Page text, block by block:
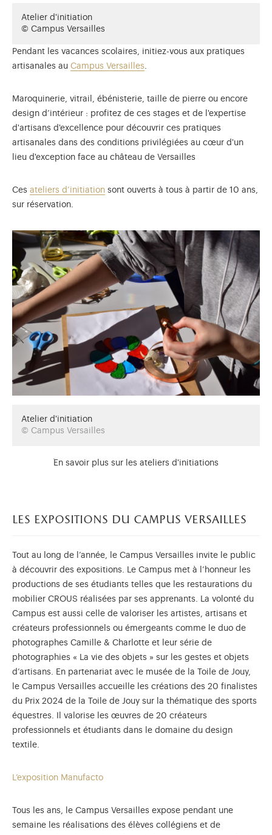
Atelier d'initiation
© Campus Versailles
Pendant les vacances scolaires, initiez-vous aux pratiques
artisanales au Campus Versailles.
Maroquinerie, vitrail, ébénisterie, taille de pierre ou encore
design d’intérieur : profitez de ces stages et de l'expertise
d'artisans d'excellence pour découvrir ces pratiques
artisanales dans des conditions privilégiées au cœur d'un
lieu d'exception face au château de Versailles
Ces ateliers d’initiation sont ouverts à tous à partir de 10 ans,
sur réservation.
Atelier d'initiation
© Campus Versailles
En savoir plus sur les ateliers d'initiations
les expositions du campus versailles
Tout au long de l’année, le Campus Versailles invite le public
à découvrir des expositions. Le Campus met à l’honneur les
productions de ses étudiants telles que les restaurations du
mobilier CROUS réalisées par ses apprenants. La volonté du
Campus est aussi celle de valoriser les artistes, artisans et
créateurs professionnels ou émergeants comme le duo de
photographes Camille & Charlotte et leur série de
photographies « La vie des objets » sur les gestes et objets
d’artisans. En partenariat avec le musée de la Toile de Jouy,
le Campus Versailles accueille les créations des 20 finalistes
du Prix 2024 de la Toile de Jouy sur la thématique des sports
équestres. Il valorise les œuvres de 20 créateurs
professionnels et étudiants dans le domaine du design
textile.
L’exposition Manufacto
Tous les ans, le Campus Versailles expose pendant une
semaine les réalisations des élèves collégiens et de